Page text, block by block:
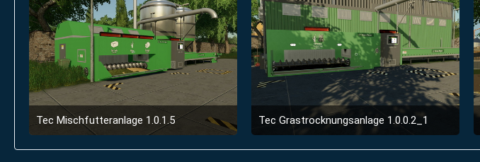
Tec Mischfutteranlage 1.0.1.5
6. Juli 2019 um 21:45
Tec Grastrocknungsanlage 1.0.0.2_1
6. Juli 2019 um 21:41